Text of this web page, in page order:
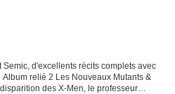
d'excellents récits complets avec
relié 2 Les Nouveaux Mutants &
des X-Men, le professeur